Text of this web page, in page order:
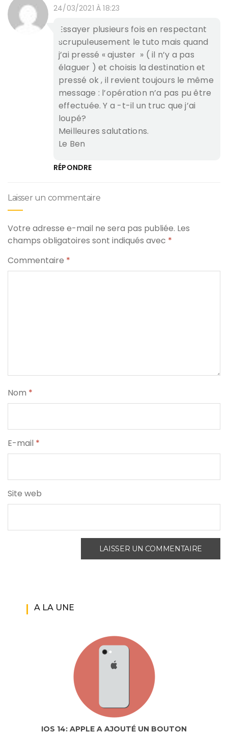
24/03/2021 À 18:23
Essayer plusieurs fois en respectant
scrupuleusement le tuto mais quand
j’ai pressé « ajuster » ( il n’y a pas
élaguer ) et choisis la destination et
pressé ok , il revient toujours le même
message : l’opération n’a pas pu être
effectuée. Y a -t-il un truc que j’ai
loupé?
Meilleures salutations.
Le Ben
RÉPONDRE
Laisser un commentaire
Votre adresse e-mail ne sera pas publiée. Les
champs obligatoires sont indiqués avec *
Commentaire *
Nom *
E-mail *
Site web
A LA UNE
IOS 14: APPLE A AJOUTÉ UN BOUTON